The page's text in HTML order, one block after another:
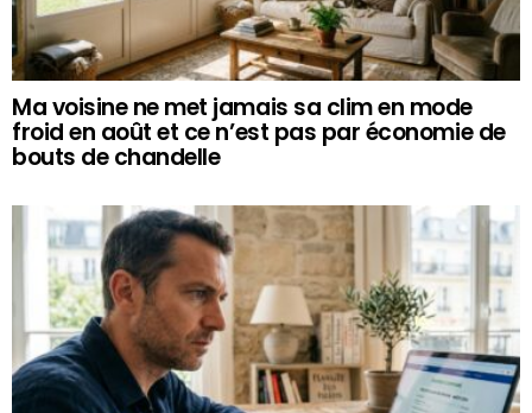
Ma voisine ne met jamais sa clim en mode
froid en août et ce n’est pas par économie de
bouts de chandelle